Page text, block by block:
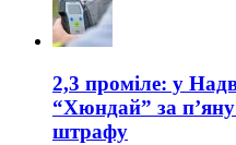
2,3 проміле: у
“Хюндай” за
штрафу